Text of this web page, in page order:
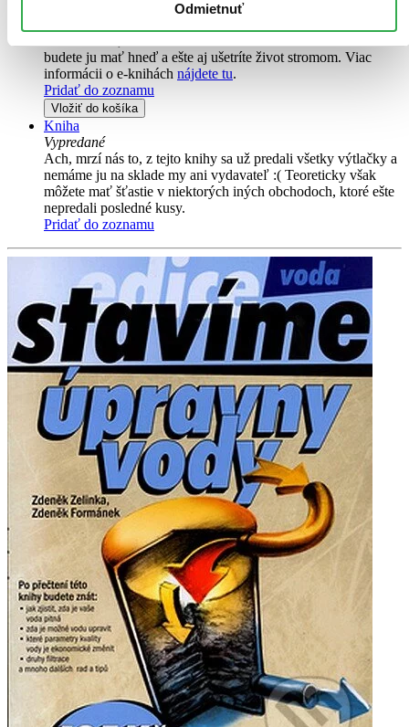
Odmietnuť
budete ju mať hneď a ešte aj ušetríte život stromom. Viac
informácii o e-knihách nájdete tu.
Pridať do zoznamu
Vložiť do košíka
Kniha
Vypredané
Ach, mrzí nás to, z tejto knihy sa už predali všetky výtlačky a
nemáme ju na sklade my ani vydavateľ :( Teoreticky však
môžete mať šťastie v niektorých iných obchodoch, ktoré ešte
nepredali posledné kusy.
Pridať do zoznamu